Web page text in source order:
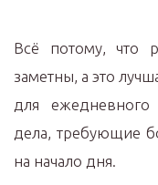
Всё потому, что
заметны, а это
для
дела, требующие
на начало дня.